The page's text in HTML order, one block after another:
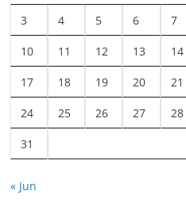
3 4 5 6 7
10 11 12 13 14
17 18 19 20 21
24 25 26 27 28
31
« Jun